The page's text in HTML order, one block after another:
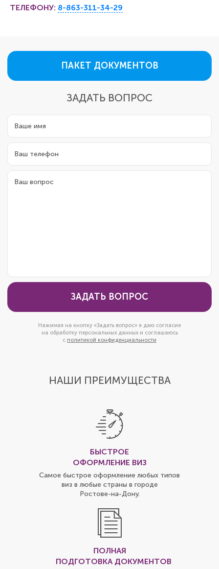
ТЕЛЕФОНУ: 8-863-311-34-29
ПАКЕТ ДОКУМЕНТОВ
ЗАДАТЬ ВОПРОС
ЗАДАТЬ ВОПРОС
Нажимая на кнопку «Задать вопрос» я даю согласие
на обработку персональных данных и соглашаюсь
с политикой конфиденциальности
НАШИ ПРЕИМУЩЕСТВА
БЫСТРОЕ
ОФОРМЛЕНИЕ ВИЗ
Самое быстрое оформление любых типов
виз в любые страны в городе
Ростове-на-Дону.
ПОЛНАЯ
ПОДГОТОВКА ДОКУМЕНТОВ